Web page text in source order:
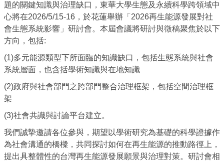
題的關鍵知識與治理缺口，東華大學生態及永續科學跨領域中
心將在2026/5/15-16，於花蓮舉辦「2026再生能源發展對社
會生態系統影響」研討會。本屆會議將研討與徵稿聚焦於以下
方向，包括:
(1)多元能源類型下所面臨的知識缺口，包括生態系統與社會
系統層面，也含括學術知識與在地知識
(2)政府與社會部門之跨部門整合治理框架，包括空間治理框
架
(3)社會共識與討論平台建立。
我們誠摯邀請各位參與，期望以學術研究為基礎的科學證據作
為社會溝通的橋樑，共同探討如何在再生能源的推動路徑上，
提出具整體性的台灣再生能源發展願景與治理對策。研討會相